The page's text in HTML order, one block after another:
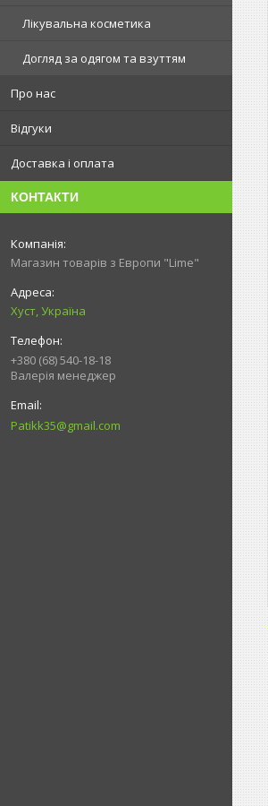
Лікувальна косметика
Догляд за одягом та взуттям
Про нас
Відгуки
Доставка і оплата
КОНТАКТИ
Магазин товарів з Европи "Lime"
Хуст, Україна
+380 (68) 540-18-18
Валерія менеджер
Patikk35@gmail.com